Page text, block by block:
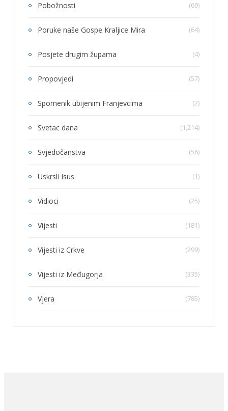
Pobožnosti (69)
Poruke naše Gospe Kraljice Mira (64)
Posjete drugim župama (4)
Propovjedi (57)
Spomenik ubijenim Franjevcima (2)
Svetac dana (1,214)
Svjedočanstva (56)
Uskrsli Isus (1)
Vidioci (25)
Vijesti (181)
Vijesti iz Crkve (299)
Vijesti iz Međugorja (335)
Vjera (785)